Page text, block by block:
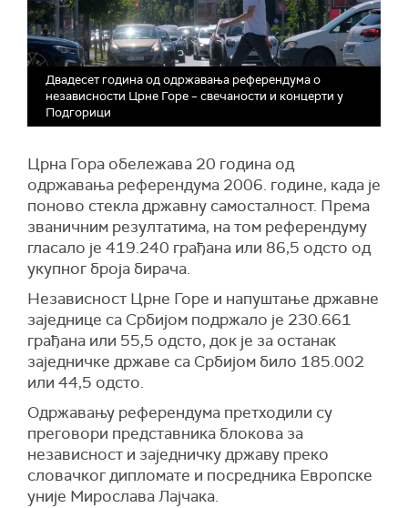
Двадесет година од одржавања референдума о
независности Црне Горе – свечаности и концерти у
Подгорици
Црна Гора обележава 20 година од
одржавања референдума 2006. године, када је
поново стекла државну самосталност. Према
званичним резултатима, на том референдуму
гласало је 419.240 грађана или 86,5 одсто од
укупног броја бирача.
Независност Црне Горе и напуштање државне
заједнице са Србијом подржало је 230.661
грађана или 55,5 одсто, док је за останак
заједничке државе са Србијом било 185.002
или 44,5 одсто.
Одржавању референдума претходили су
преговори представника блокова за
независност и заједничку државу преко
словачког дипломате и посредника Европске
уније Мирослава Лајчака.